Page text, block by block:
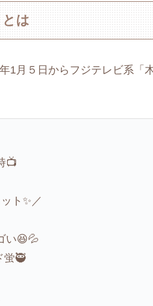
とは
1月５日からフジテレビ系「
📺
ト✨／
い😆💦
蛍🥷